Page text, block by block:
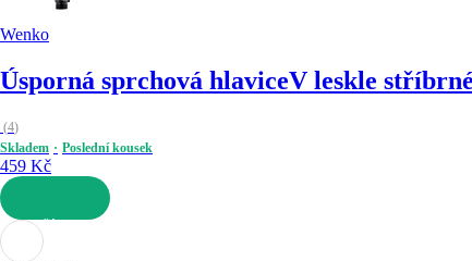
Wenko
Úsporná sprchová hlaviceV leskle
(4)
Skladem
Poslední kousek
459 Kč
DO KOŠÍKU